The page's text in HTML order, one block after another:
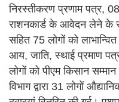
निरस्तीकरण प्रणाम पत्र,
राशनकार्ड के आवेदन लेने के
सहित 75 लोगों को
आय, जाति, स्थाई प्रमाण पत्र
लोगों को पीएम किसान
विभाग द्वारा 31 लोगों